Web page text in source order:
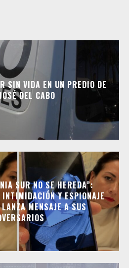
SIN VIDA EN UN PREDIO DE
DEL CABO
SUR NO SE HEREDA”:
Y ESPIONAJE
MENSAJE A SUS